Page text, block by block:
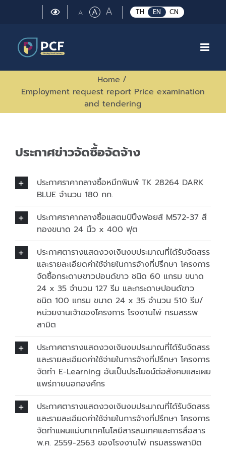
TH EN CN
A Small
ARegular
ALarge
font
Home /
Employment request report Price examination
and tendering
ประกาศข่าวจัดซื้อจัดจ้าง
ประกาศราคากลางซื้อหมึกพิมพ์ TK 28264 DARK
BLUE จำนวน 180 กก.
ประกาศราคากลางซื้อแสตมป์ปิ้งฟอยส์ M572-37 สี
ทองขนาด 24 นิ้ว x 400 ฟุต
ประกาศตารางแสดงวงเงินงบประมาณที่ได้รับจัดสรร
และรายละเอียดค่าใช้จ่ายในการจ้างที่ปรึกษา โครงการ
จัดซื้อกระดาษขาวปอนด์ขาว ชนิด 60 แกรม ขนาด
24 x 35 จำนวน 127 รีม และกระดาษปอนด์ขาว
ชนิด 100 แกรม ขนาด 24 x 35 จำนวน 510 รีม/
หน่วยงานเจ้าของโครงการ โรงงานไพ่ กรมสรรพ
สามิต
ประกาศตารางแสดงวงเงินงบประมาณที่ได้รับจัดสรร
และรายละเอียดค่าใช้จ่ายในการจ้างที่ปรึกษา โครงการ
จัดทำ E-Learning อันเป็นประโยชน์ต่อสังคมและเผย
แพร่ภายนอกองค์กร
ประกาศตารางแสดงวงเงินงบประมาณที่ได้รับจัดสรร
และรายละเอียดค่าใช้จ่ายในการจ้างที่ปรึกษา โครงการ
จัดทำแผนแม่บทเทคโนโลยีสารสนเทศและการสื่อสาร
พ.ศ. 2559-2563 ของโรงงานไพ่ กรมสรรพสามิต